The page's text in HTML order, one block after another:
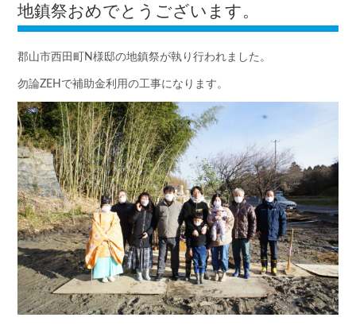
地鎮祭おめでとうございます。
郡山市西田町N様邸の地鎮祭が執り行われました。
勿論ZEHで補助金利用の工事になります。